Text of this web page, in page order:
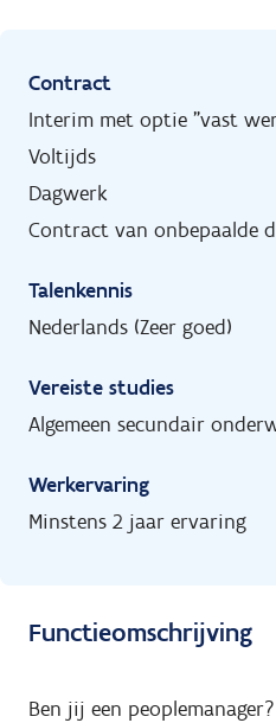
Contract
Interim met optie "vast
Voltijds
Dagwerk
Contract van onbepaalde
Talenkennis
Nederlands (Zeer goed)
Vereiste studies
Algemeen secundair
Werkervaring
Minstens 2 jaar ervaring
Functieomschrijving
Ben jij een